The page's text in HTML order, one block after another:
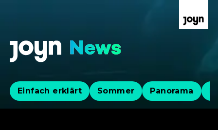
Einfach erklärt Sommer Panorama